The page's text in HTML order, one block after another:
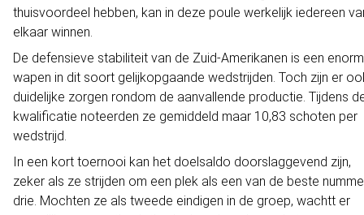
thuisvoordeel hebben, kan in deze poule werkelijk iedereen
elkaar winnen.
De defensieve stabiliteit van de Zuid-Amerikanen is een enorm
wapen in dit soort gelijkopgaande wedstrijden. Toch zijn er
duidelijke zorgen rondom de aanvallende productie. Tijdens
kwalificatie noteerden ze gemiddeld maar 10,83 schoten per
wedstrijd.
In een kort toernooi kan het doelsaldo doorslaggevend zijn,
zeker als ze strijden om een plek als een van de beste
drie. Mochten ze als tweede eindigen in de groep, wachtt er